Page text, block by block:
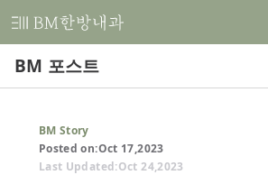
비
한
과
한
BM 포스트
인기 주제
Healthy Freedom Diet
BM Story
Posted on:Oct 17,2023
Last Updated:Oct 24,2023